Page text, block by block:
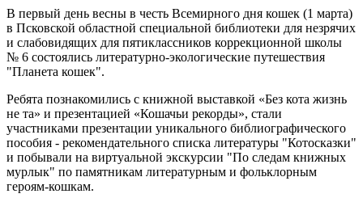
В первый день весны в честь Всемирного дня кошек (1 марта)
в Псковской областной специальной библиотеки для незрячих
и слабовидящих для пятиклассников коррекционной школы
№ 6 состоялись литературно-экологические путешествия
"Планета кошек".
Ребята познакомились с книжной выставкой «Без кота жизнь
не та» и презентацией «Кошачьи рекорды», стали
участниками презентации уникального библиографического
пособия - рекомендательного списка литературы "Котосказки"
и побывали на виртуальной экскурсии "По следам книжных
мурлык" по памятникам литературным и фольклорным
героям-кошкам.